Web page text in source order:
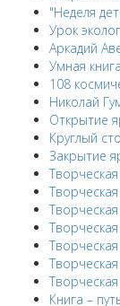
"Неделя
Урок
Аркадий
Умная
108
Николай
Открытие
Круглый
Закрытие
Книга –